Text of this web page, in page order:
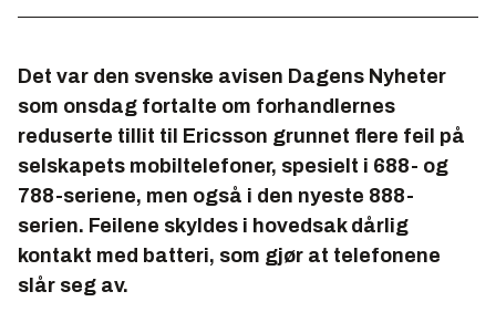
Det var den svenske avisen Dagens Nyheter
som onsdag fortalte om forhandlernes
reduserte tillit til Ericsson grunnet flere feil på
selskapets mobiltelefoner, spesielt i 688- og
788-seriene, men også i den nyeste 888-
serien. Feilene skyldes i hovedsak dårlig
kontakt med batteri, som gjør at telefonene
slår seg av.